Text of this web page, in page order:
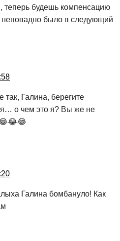
теперь будешь компенсацию
неповадно было в следующий
так, Галина, берегите
о чем это я? Вы же не
😂😂😂
Галина бомбануло! Как